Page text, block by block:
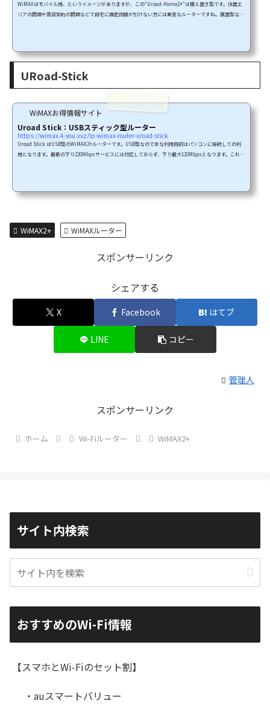
WiMAXはモバイル用、というイメージがありますが、この"Uroad-Home2+"は据え置き型です。住居エ
リアの問題や賃貸契約の問題などで自宅に固定回線が引けない方には重宝なルーターですね。据置型なの
最新機種情報とキャンペー...
URoad-Stick
WiMAXお得情報サイト
Uroad Stick：USBスティック型ルーター
https://wimax.4-you.xyz/lp-wimax-router-uroad-stick
Uroad Stick はUSB型のWiMAX2+ルーターです。USB型なので主な利用目的はパソコンに接続しての利
用となります。最新の下り220Mbpsサービスには対応しておらず、下り最大110Mbpsとなります。これで
ュ...
WiMAX2+ WiMAXルーター
スポンサーリンク
シェアする
X Facebook はてブ
LINE コピー
管理人
スポンサーリンク
ホーム Wi-Fiルーター WiMAX2+
サイト内検索
おすすめのWi-Fi情報
【スマホとWi-Fiのセット割】
・auスマートバリュー